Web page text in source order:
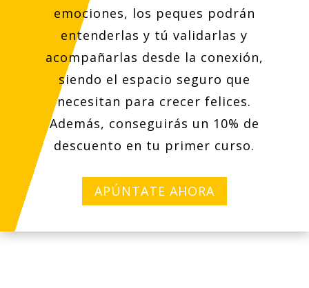
emociones, los peques podrán
entenderlas y tú validarlas y
acompañarlas desde la conexión,
siendo el espacio seguro que
necesitan para crecer felices.
Además, conseguirás un 10% de
descuento en tu primer curso.
APÚNTATE AHORA